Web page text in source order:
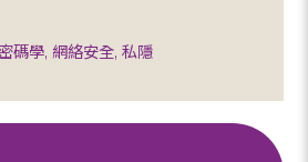
碼學, 網絡安全, 私隱